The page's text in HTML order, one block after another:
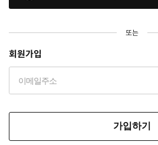
또는
회원가입
가입하기